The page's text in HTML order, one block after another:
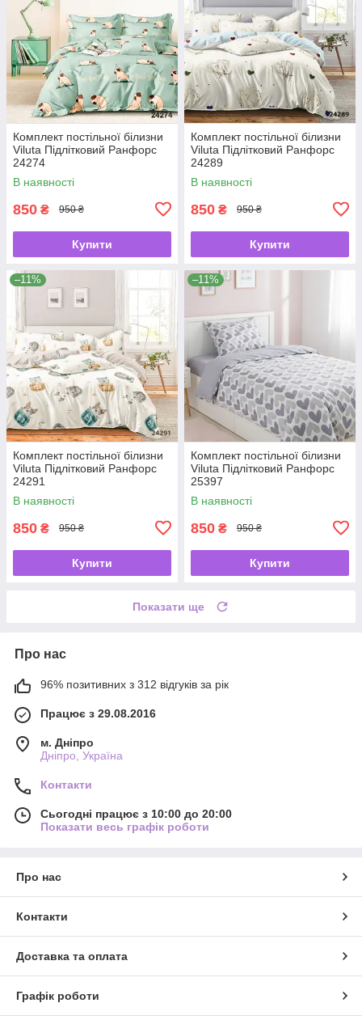
Комплект постільної білизни
Viluta Підлітковий Ранфорс
24274
В наявності
850 ₴ 950 ₴
Купити
Комплект постільної білизни
Viluta Підлітковий Ранфорс
24289
В наявності
850 ₴ 950 ₴
Купити
–11%
Комплект постільної білизни
Viluta Підлітковий Ранфорс
24291
В наявності
850 ₴ 950 ₴
Купити
–11%
Комплект постільної білизни
Viluta Підлітковий Ранфорс
25397
В наявності
850 ₴ 950 ₴
Купити
Показати ще
Про нас
96% позитивних з 312 відгуків за рік
Працює з 29.08.2016
м. Дніпро
Дніпро, Україна
Контакти
Сьогодні працює з 10:00 до 20:00
Показати весь графік роботи
Про нас
Контакти
Доставка та оплата
Графік роботи